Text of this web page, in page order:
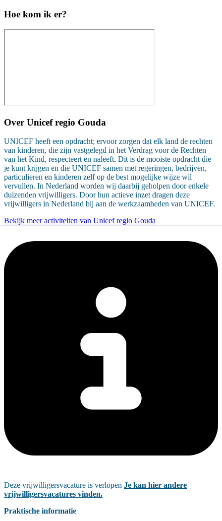
Hoe kom ik er?
Over Unicef regio Gouda
UNICEF heeft een opdracht; ervoor zorgen dat elk land de rechten
van kinderen, die zijn vastgelegd in het Verdrag voor de Rechten
van het Kind, respecteert en naleeft. Dit is de mooiste opdracht die
je kunt krijgen en die UNICEF samen met regeringen, bedrijven,
particulieren en kinderen zelf op de best mogelijke wijze wil
vervullen. In Nederland worden wij daarbij geholpen door enkele
duizenden vrijwilligers. Door hun actieve inzet dragen deze
vrijwilligers in Nederland bij aan de werkzaamheden van UNICEF.
Bekijk meer activiteiten van Unicef regio Gouda
Deze vrijwilligersvacature is verlopen Je kan hier andere
vrijwilligersvacatures vinden.
Praktische informatie